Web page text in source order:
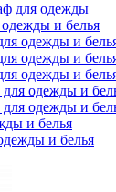
для одежды
и белья
одежды и
одежды и
одежды и
одежды и
одежды и
и белья
и белья